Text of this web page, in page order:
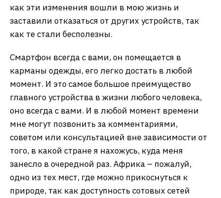
как эти изменения вошли в мою жизнь и
заставили отказаться от других устройств, так
как те стали бесполезны.
Смартфон всегда с вами, он помещается в
карманы одежды, его легко достать в любой
момент. И это самое большое преимущество
главного устройства в жизни любого человека,
оно всегда с вами. И в любой момент времени
мне могут позвонить за комментариями,
советом или консультацией вне зависимости от
того, в какой стране я нахожусь, куда меня
занесло в очередной раз. Африка – пожалуй,
одно из тех мест, где можно прикоснуться к
природе, так как доступность сотовых сетей